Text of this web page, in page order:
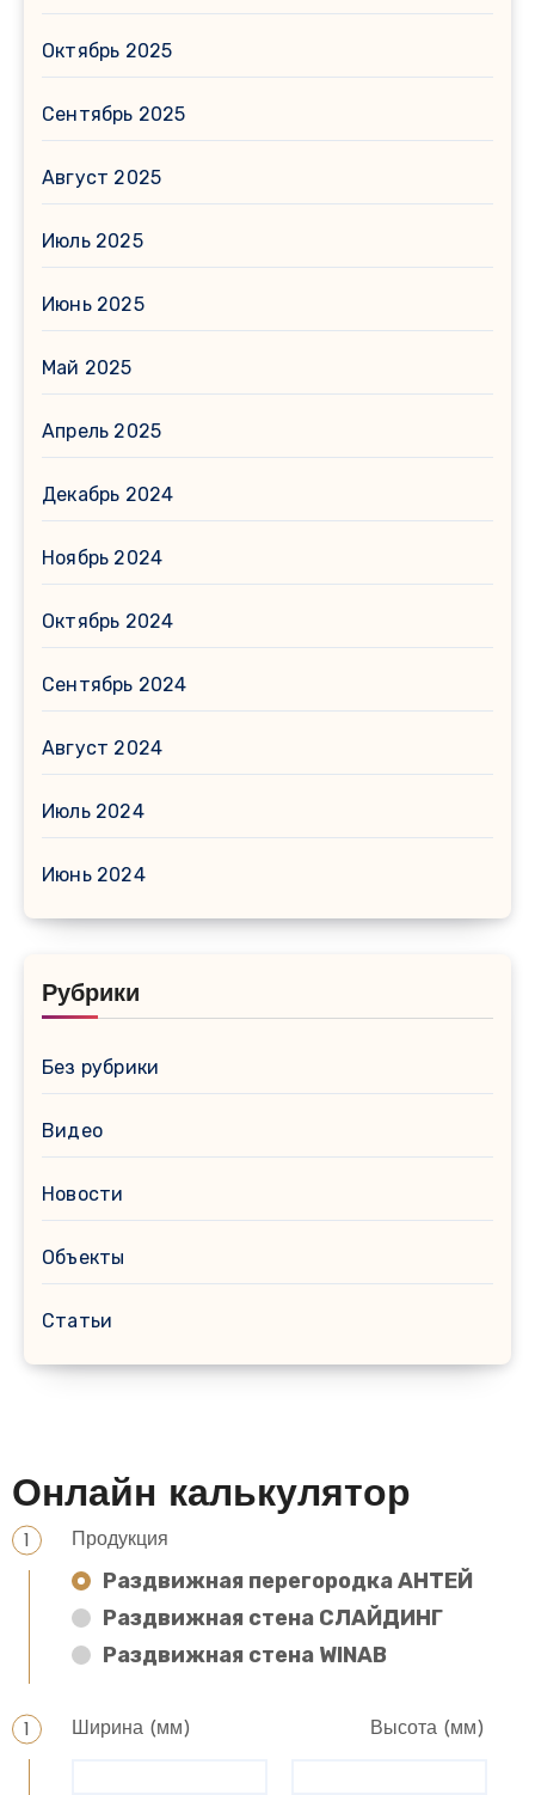
Октябрь 2025
Сентябрь 2025
Август 2025
Июль 2025
Июнь 2025
Май 2025
Апрель 2025
Декабрь 2024
Ноябрь 2024
Октябрь 2024
Сентябрь 2024
Август 2024
Июль 2024
Июнь 2024
Рубрики
Без рубрики
Видео
Новости
Объекты
Статьи
Онлайн калькулятор
Продукция
Раздвижная перегородка АНТЕЙ
Раздвижная стена СЛАЙДИНГ
Раздвижная стена WINAB
Ширина (мм) Высота (мм)